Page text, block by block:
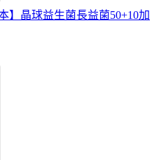
】晶球益生菌長益菌50+10加